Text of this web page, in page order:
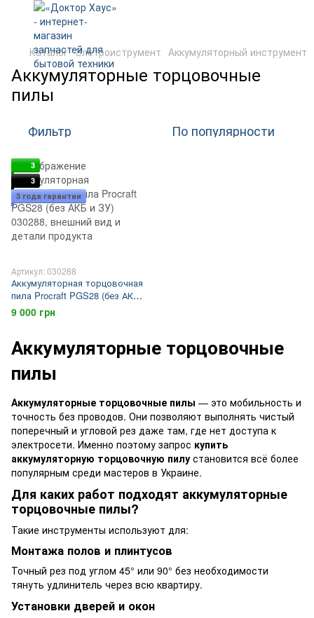
Каталог Элетроиструмент Аккумуляторный инструмент
Аккумуляторные торцовочные
пилы
Фильтр По популярности
3
3
3 года гарантии
Артикул: 030288
Аккумуляторная торцовочная
пила Procraft PGS28 (без АКБ
и ЗУ)
9 000 грн
Аккумуляторные торцовочные
пилы
Аккумуляторные торцовочные пилы — это мобильность и
точность без проводов. Они позволяют выполнять чистый
поперечный и угловой рез даже там, где нет доступа к
электросети. Именно поэтому запрос купить
аккумуляторную торцовочную пилу становится всё более
популярным среди мастеров в Украине.
Для каких работ подходят аккумуляторные
торцовочные пилы?
Такие инструменты используют для:
Монтажа полов и плинтусов
Точный рез под углом 45° или 90° без необходимости
тянуть удлинитель через всю квартиру.
Установки дверей и окон